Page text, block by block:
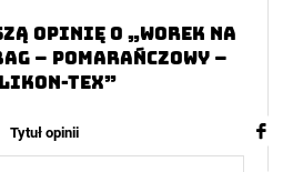
opinię o „Worek na
– Pomarańczowy –
Tex”
Tytuł opinii